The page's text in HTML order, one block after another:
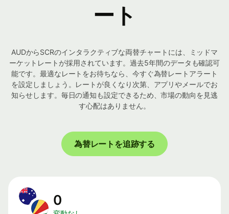
ート
AUDからSCRのインタラクティブな両替チャートには、ミッドマ
ーケットレートが採用されています。過去5年間のデータも確認可
能です。最適なレートをお待ちなら、今すぐ為替レートアラート
を設定しましょう。レートが良くなり次第、アプリやメールでお
知らせします。毎日の通知も設定できるため、市場の動向を見逃
す心配はありません。
為替レートを追跡する
0